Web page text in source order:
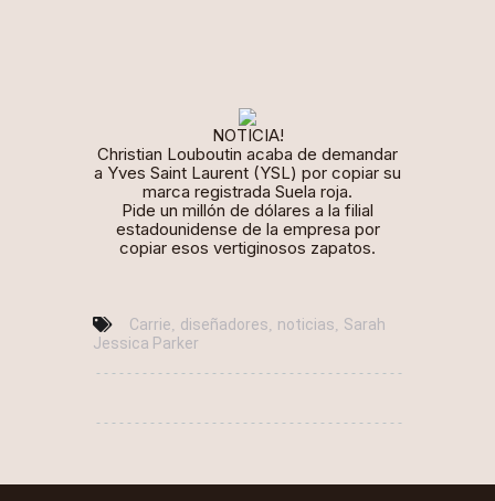
NOTICIA!
Christian Louboutin acaba de demandar
a Yves Saint Laurent (YSL) por copiar su
marca registrada Suela roja.
Pide un millón de dólares a la filial
estadounidense de la empresa por
copiar esos vertiginosos zapatos.
Carrie, diseñadores, noticias, Sarah
Jessica Parker